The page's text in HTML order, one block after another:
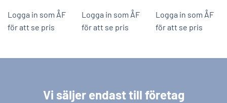
Logga in som ÅF
för att se pris
Logga in som ÅF
för att se pris
Logga in som ÅF
för att se pris
Vi säljer endast till företag